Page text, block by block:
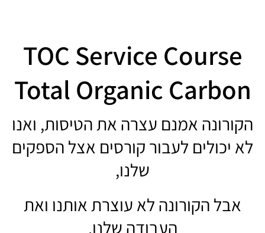
TOC Service Course
Total Organic Carbon
הקורונה אמנם עצרה את הטיסות, ואנו
לא יכולים לעבור קורסים אצל הספקים
שלנו,
אבל הקורונה לא עוצרת אותנו ואת
העבודה שלנו.